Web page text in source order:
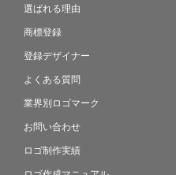
選ばれる理由
商標登録
登録デザイナー
よくある質問
業界別ロゴマーク
お問い合わせ
ロゴ制作実績